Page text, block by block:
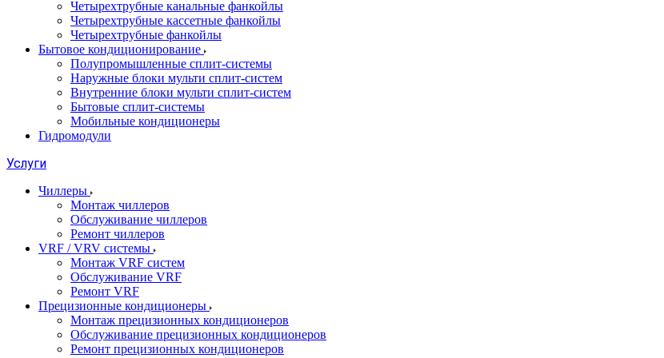
Четырехтрубные канальные фанкойлы
Четырехтрубные кассетные фанкойлы
Четырехтрубные фанкойлы
Бытовое кондиционирование
Полупромышленные сплит-системы
Наружные блоки мульти сплит-систем
Внутренние блоки мульти сплит-систем
Бытовые сплит-системы
Мобильные кондиционеры
Гидромодули
Услуги
Чиллеры
Монтаж чиллеров
Обслуживание чиллеров
Ремонт чиллеров
VRF / VRV системы
Монтаж VRF систем
Обслуживание VRF
Ремонт VRF
Прецизионные кондиционеры
Монтаж прецизионных кондиционеров
Обслуживание прецизионных кондиционеров
Ремонт прецизионных кондиционеров